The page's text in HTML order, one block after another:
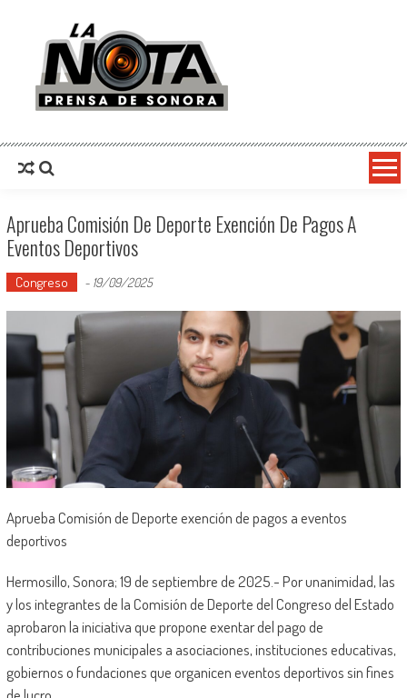
La Nota Prensa De Sonora
Aprueba Comisión De Deporte Exención De Pagos A
Eventos Deportivos
Congreso - 19/09/2025
Aprueba Comisión de Deporte exención de pagos a eventos
deportivos
Hermosillo, Sonora; 19 de septiembre de 2025.- Por unanimidad, las
y los integrantes de la Comisión de Deporte del Congreso del Estado
aprobaron la iniciativa que propone exentar del pago de
contribuciones municipales a asociaciones, instituciones educativas,
gobiernos o fundaciones que organicen eventos deportivos sin fines